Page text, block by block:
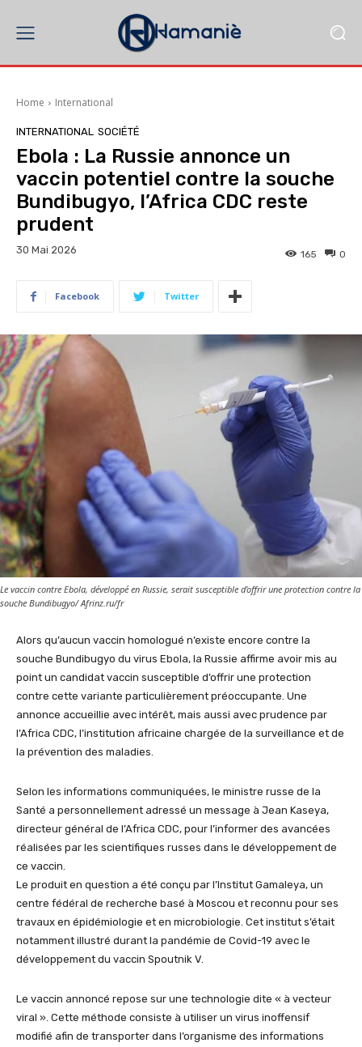
Home International
INTERNATIONAL SOCIÉTÉ
Ebola : La Russie annonce un
vaccin potentiel contre la souche
Bundibugyo, l’Africa CDC reste
prudent
30 Mai 2026 0
165
Facebook Twitter
Le vaccin contre Ebola, développé en Russie, serait susceptible d’offrir une protection contre la
souche Bundibugyo/ Afrinz.ru/fr
Alors qu’aucun vaccin homologué n’existe encore contre la
souche Bundibugyo du virus Ebola, la Russie affirme avoir mis au
point un candidat vaccin susceptible d’offrir une protection
contre cette variante particulièrement préoccupante. Une
annonce accueillie avec intérêt, mais aussi avec prudence par
l’Africa CDC, l’institution africaine chargée de la surveillance et de
la prévention des maladies.
Selon les informations communiquées, le ministre russe de la
Santé a personnellement adressé un message à Jean Kaseya,
directeur général de l’Africa CDC, pour l’informer des avancées
réalisées par les scientifiques russes dans le développement de
ce vaccin.
Le produit en question a été conçu par l’Institut Gamaleya, un
centre fédéral de recherche basé à Moscou et reconnu pour ses
travaux en épidémiologie et en microbiologie. Cet institut s’était
notamment illustré durant la pandémie de Covid-19 avec le
développement du vaccin Spoutnik V.
Le vaccin annoncé repose sur une technologie dite « à vecteur
viral ». Cette méthode consiste à utiliser un virus inoffensif
modifié afin de transporter dans l’organisme des informations